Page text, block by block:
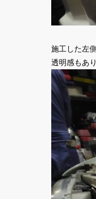
施工した左
透明感もあ